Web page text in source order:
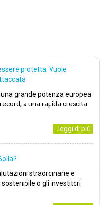
protetta. Vuole
grande potenza europea
a una rapida crescita
..leggi di più
straordinarie e
o gli investitori